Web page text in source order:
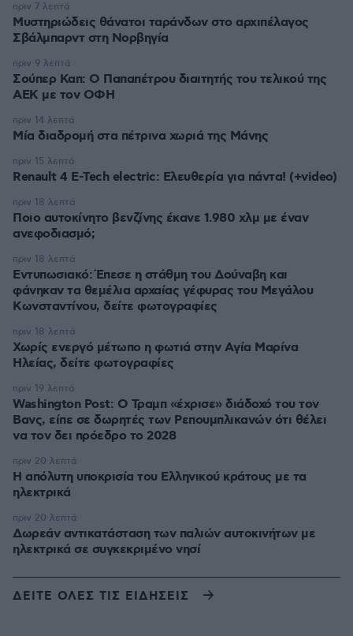
Μυστηριώδεις θάνατοι ταράνδων στο αρχιπέλαγος
Σβάλμπαρντ στη Νορβηγία
πριν 7 λεπτά
Σούπερ Καπ: Ο Παπαπέτρου διαιτητής του τελικού της
ΑΕΚ με τον ΟΦΗ
πριν 9 λεπτά
Μία διαδρομή στα πέτρινα χωριά της Μάνης
πριν 14 λεπτά
Renault 4 E-Tech electric: Ελευθερία για πάντα! (+video)
πριν 15 λεπτά
Ποιο αυτοκίνητο βενζίνης έκανε 1.980 χλμ με έναν
ανεφοδιασμό;
πριν 18 λεπτά
Εντυπωσιακό: Έπεσε η στάθμη του Δούναβη και
φάνηκαν τα θεμέλια αρχαίας γέφυρας του Μεγάλου
Κωνσταντίνου, δείτε φωτογραφίες
πριν 18 λεπτά
Χωρίς ενεργό μέτωπο η φωτιά στην Aγία Μαρίνα
Ηλείας, δείτε φωτογραφίες
πριν 18 λεπτά
Washington Post: Ο Τραμπ «έχρισε» διάδοχό του τον
Βανς, είπε σε δωρητές των Ρεπουμπλικανών ότι θέλει
να τον δει πρόεδρο το 2028
πριν 19 λεπτά
Η απόλυτη υποκρισία του Ελληνικού κράτους με τα
ηλεκτρικά
πριν 20 λεπτά
Δωρεάν αντικατάσταση των παλιών αυτοκινήτων με
ηλεκτρικά σε συγκεκριμένο νησί
πριν 20 λεπτά
ΔΕΙΤΕ ΟΛΕΣ ΤΙΣ ΕΙΔΗΣΕΙΣ